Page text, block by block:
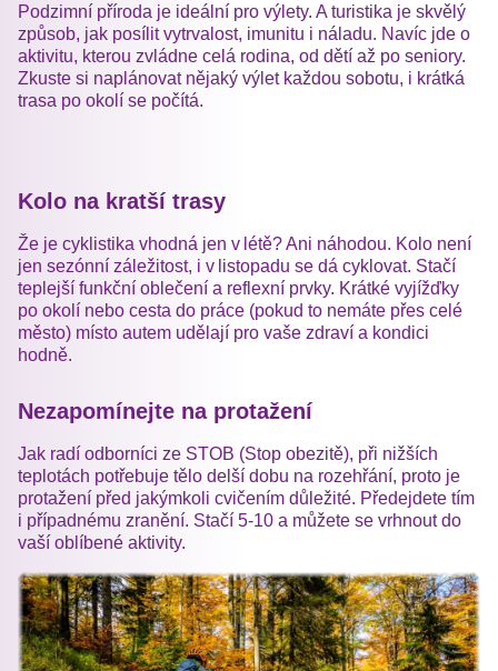
Podzimní příroda je ideální pro výlety. A turistika je skvělý
způsob, jak posílit vytrvalost, imunitu i náladu. Navíc jde o
aktivitu, kterou zvládne celá rodina, od dětí až po seniory.
Zkuste si naplánovat nějaký výlet každou sobotu, i krátká
trasa po okolí se počítá.
Kolo na kratší trasy
Že je cyklistika vhodná jen v létě? Ani náhodou. Kolo není
jen sezónní záležitost, i v listopadu se dá cyklovat. Stačí
teplejší funkční oblečení a reflexní prvky. Krátké vyjížďky
po okolí nebo cesta do práce (pokud to nemáte přes celé
město) místo autem udělají pro vaše zdraví a kondici
hodně.
Nezapomínejte na protažení
Jak radí odborníci ze STOB (Stop obezitě), při nižších
teplotách potřebuje tělo delší dobu na rozehřání, proto je
protažení před jakýmkoli cvičením důležité. Předejdete tím
i případnému zranění. Stačí 5-10 a můžete se vrhnout do
vaší oblíbené aktivity.